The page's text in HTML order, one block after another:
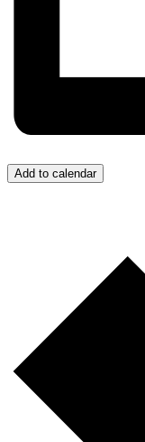
Add to calendar